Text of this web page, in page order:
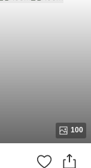
100